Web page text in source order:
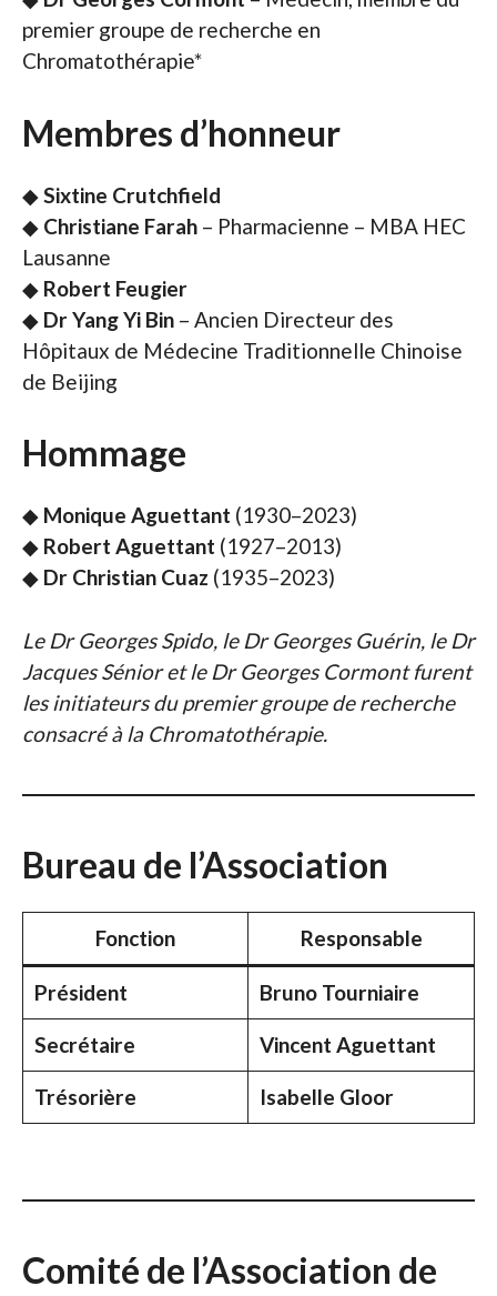
premier groupe de recherche en
Chromatothérapie*
Membres d’honneur
◆Sixtine Crutchfield
◆ Christiane Farah – Pharmacienne – MBA HEC
Lausanne
◆ Robert Feugier
◆ Dr Yang Yi Bin – Ancien Directeur des
Hôpitaux de Médecine Traditionnelle Chinoise
de Beijing
Hommage
◆ Monique Aguettant (1930–2023)
◆ Robert Aguettant (1927–2013)
◆ Dr Christian Cuaz (1935–2023)
Le Dr Georges Spido, le Dr Georges Guérin, le Dr
Jacques Sénior et le Dr Georges Cormont furent
les initiateurs du premier groupe de recherche
consacré à la Chromatothérapie.
Bureau de l’Association
Fonction Responsable
Président Bruno Tourniaire
Secrétaire Vincent Aguettant
Trésorière Isabelle Gloor
Comité de l’Association de